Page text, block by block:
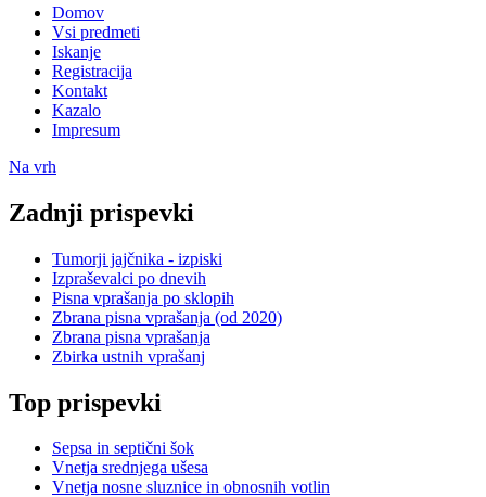
Domov
Vsi predmeti
Iskanje
Registracija
Kontakt
Kazalo
Impresum
Na vrh
Zadnji prispevki
Tumorji jajčnika - izpiski
Izpraševalci po dnevih
Pisna vprašanja po sklopih
Zbrana pisna vprašanja (od 2020)
Zbrana pisna vprašanja
Zbirka ustnih vprašanj
Top prispevki
Sepsa in septični šok
Vnetja srednjega ušesa
Vnetja nosne sluznice in obnosnih votlin